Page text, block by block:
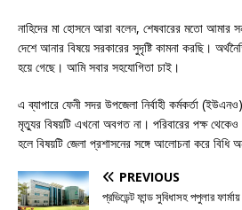
নাহিদের মা হোসনে আরা বলেন, শেষবারের মতো আমার
দেশে আনার বিষয়ে সরকারের সুদৃষ্টি কামনা করছি।
হয়ে গেছে। আমি সবার সহযোগিতা চাই।
এ ব্যাপারে ফেনী সদর উপজেলা নির্বাহী কর্মকর্তা
মৃত্যুর বিষয়টি এখনো অবগত না। পরিবারের পক্ষ
হলে বিষয়টি জেলা প্রশাসনের সঙ্গে আলোচনা করে বিধি
PREVIOUS
প্রভিডেন্ট ফান্ড সুবিধাসহ পপুলার